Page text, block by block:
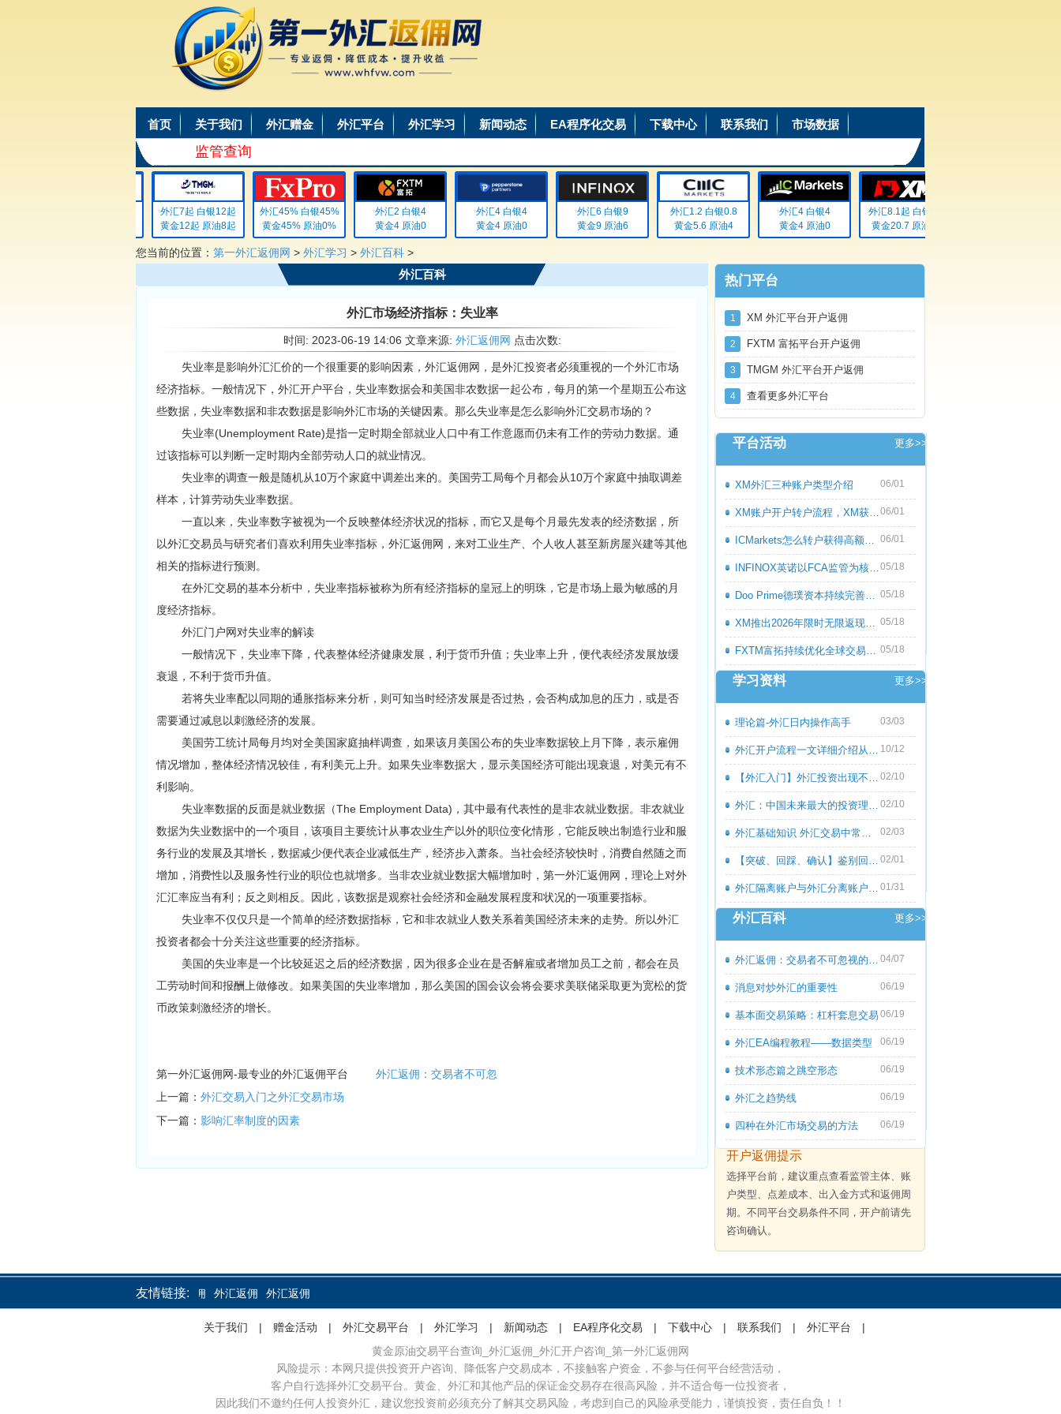
首页 关于我们 外汇赠金 外汇平台 外汇学习 新闻动态 EA程序化交易 下载中心 联系我们 市场数据
监管查询
外汇7起 白银12起
黄金12起 原油8起
外汇45% 白银45%
黄金45% 原油0%
外汇2 白银4
黄金4 原油0
外汇4 白银4
黄金4 原油0
外汇6 白银9
黄金9 原油6
外汇1.2 白银0.8
黄金5.6 原油4
外汇4 白银4
黄金4 原油0
外汇8.1起 白银72
黄金20.7 原油无
您当前的位置： 第一外汇返佣网 > 外汇学习 > 外汇百科 >
外汇百科
外汇市场经济指标：失业率
时间: 2023-06-19 14:06 文章来源: 外汇返佣网 点击次数:
失业率是影响外汇汇价的一个很重要的影响因素，外汇返佣网，是外汇投资者必须重视的一个外汇市场
经济指标。一般情况下，外汇开户平台，失业率数据会和美国非农数据一起公布，每月的第一个星期五公布这
些数据，失业率数据和非农数据是影响外汇市场的关键因素。那么失业率是怎么影响外汇交易市场的？
失业率(Unemployment Rate)是指一定时期全部就业人口中有工作意愿而仍未有工作的劳动力数据。通
过该指标可以判断一定时期内全部劳动人口的就业情况。
失业率的调查一般是随机从10万个家庭中调差出来的。美国劳工局每个月都会从10万个家庭中抽取调差
样本，计算劳动失业率数据。
一直以来，失业率数字被视为一个反映整体经济状况的指标，而它又是每个月最先发表的经济数据，所
以外汇交易员与研究者们喜欢利用失业率指标，外汇返佣网，来对工业生产、个人收人甚至新房屋兴建等其他
相关的指标进行预测。
在外汇交易的基本分析中，失业率指标被称为所有经济指标的皇冠上的明珠，它是市场上最为敏感的月
度经济指标。
外汇门户网对失业率的解读
一般情况下，失业率下降，代表整体经济健康发展，利于货币升值；失业率上升，便代表经济发展放缓
衰退，不利于货币升值。
若将失业率配以同期的通胀指标来分析，则可知当时经济发展是否过热，会否构成加息的压力，或是否
需要通过减息以刺激经济的发展。
美国劳工统计局每月均对全美国家庭抽样调查，如果该月美国公布的失业率数据较上月下降，表示雇佣
情况增加，整体经济情况较佳，有利美元上升。如果失业率数据大，显示美国经济可能出现衰退，对美元有不
利影响。
失业率数据的反面是就业数据（The Employment Data)，其中最有代表性的是非农就业数据。非农就业
数据为失业数据中的一个项目，该项目主要统计从事农业生产以外的职位变化情形，它能反映出制造行业和服
务行业的发展及其增长，数据减少便代表企业减低生产，经济步入萧条。当社会经济较快时，消费自然随之而
增加，消费性以及服务性行业的职位也就增多。当非农业就业数据大幅增加时，第一外汇返佣网，理论上对外
汇汇率应当有利；反之则相反。因此，该数据是观察社会经济和金融发展程度和状况的一项重要指标。
失业率不仅仅只是一个简单的经济数据指标，它和非农就业人数关系着美国经济未来的走势。所以外汇
投资者都会十分关注这些重要的经济指标。
美国的失业率是一个比较延迟之后的经济数据，因为很多企业在是否解雇或者增加员工之前，都会在员
工劳动时间和报酬上做修改。如果美国的失业率增加，那么美国的国会议会将会要求美联储采取更为宽松的货
币政策刺激经济的增长。
第一外汇返佣网-最专业的外汇返佣平台
外汇返佣：交易者不可忽
上一篇： 外汇交易入门之外汇交易市场
下一篇： 影响汇率制度的因素
热门平台
1 XM 外汇平台开户返佣
2 FXTM 富拓平台开户返佣
3 TMGM 外汇平台开户返佣
4 查看更多外汇平台
平台活动 更多>>
XM外汇三种账户类型介绍 06/01
XM账户开户转户流程，XM获取高额返佣教程06/01
ICMarkets怎么转户获得高额返佣呢？ICMark 06/01
INFINOX英诺以FCA监管为核心优势，持续优化05/18
Doo Prime德璞资本持续完善多资产交易服务 05/18
XM推出2026年限时无限返现活动，交易越多 05/18
FXTM富拓持续优化全球交易服务，多元化产 05/18
学习资料 更多>>
理论篇-外汇日内操作高手 03/03
外汇开户流程一文详细介绍从零到一 10/12
【外汇入门】外汇投资出现不良心态的原 02/10
外汇：中国未来最大的投资理财市场 02/10
外汇基础知识 外汇交易中常见的外汇专用 02/03
【突破、回踩、确认】鉴别回撤和倒退 02/01
外汇隔离账户与外汇分离账户的区别 01/31
外汇百科 更多>>
外汇返佣：交易者不可忽视的隐藏收益 04/07
消息对炒外汇的重要性 06/19
基本面交易策略：杠杆套息交易 06/19
外汇EA编程教程――数据类型 06/19
技术形态篇之跳空形态 06/19
外汇之趋势线 06/19
四种在外汇市场交易的方法 06/19
开户返佣提示
选择平台前，建议重点查看监管主体、账
户类型、点差成本、出入金方式和返佣周
期。不同平台交易条件不同，开户前请先
咨询确认。
友情链接:
外汇返佣 外汇返佣 外汇返佣
关于我们 | 赠金活动 | 外汇交易平台 | 外汇学习 | 新闻动态 | EA程序化交易 | 下载中心 | 联系我们 | 外汇平台
|
黄金原油交易平台查询_外汇返佣_外汇开户咨询_第一外汇返佣网
风险提示：本网只提供投资开户咨询、降低客户交易成本，不接触客户资金，不参与任何平台经营活动，
客户自行选择外汇交易平台。黄金、外汇和其他产品的保证金交易存在很高风险，并不适合每一位投资者，
因此我们不邀约任何人投资外汇，建议您投资前必须充分了解其交易风险，考虑到自己的风险承受能力，谨慎投资，责任自负！！